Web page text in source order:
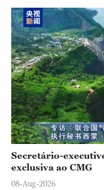
Secretário-
exclusiva ao CMG
08-Aug-2026